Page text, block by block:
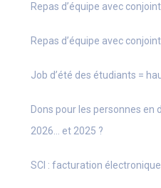
Repas d’équipe avec
Repas d’équipe avec
Job d’été des étudiants =
Dons pour les personnes en
2026… et 2025 ?
SCI : facturation